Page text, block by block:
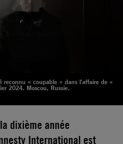
reconnu « coupable » dans l'affaire de «
2024. Moscou, Russie.
dixième année
International est